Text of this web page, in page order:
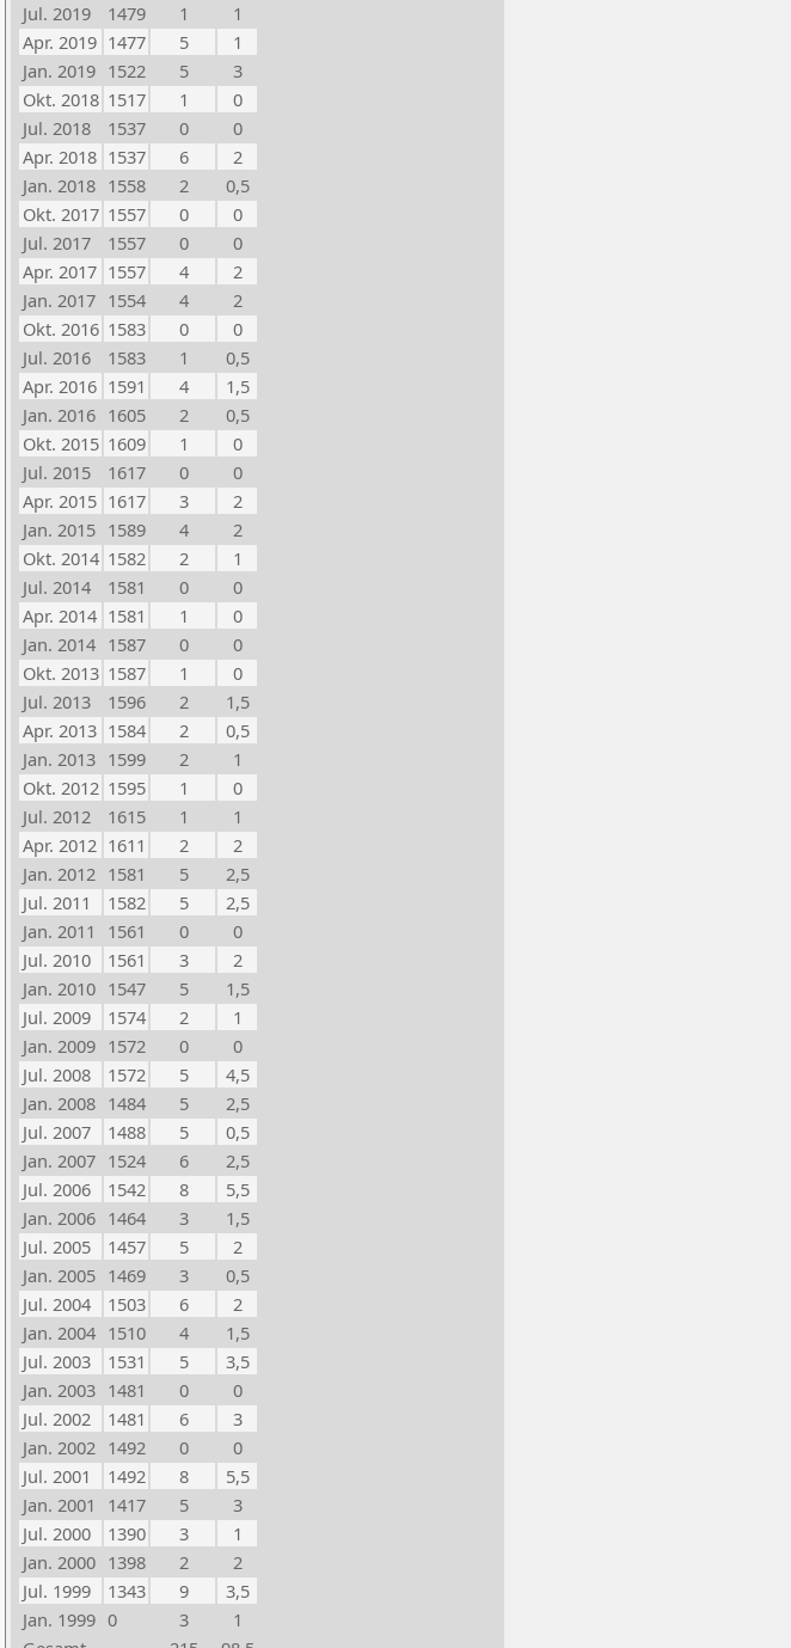
Jul. 2019
1479 1
1
Apr. 2019 1477 5
1
Jan. 2019 1522 5
3
Okt. 2018 1517 1
0
Jul. 2018
1537 0
0
Apr. 2018 1537 6
2
Jan. 2018 1558 2
0,5
Okt. 2017 1557 0
0
Jul. 2017
1557 0
0
Apr. 2017 1557 4
2
Jan. 2017 1554 4
2
Okt. 2016 1583 0
0
Jul. 2016
1583 1
0,5
Apr. 2016 1591 4
1,5
Jan. 2016 1605 2
0,5
Okt. 2015 1609 1
0
Jul. 2015
1617 0
0
Apr. 2015 1617 3
2
Jan. 2015 1589 4
2
Okt. 2014 1582 2
1
Jul. 2014
1581 0
0
Apr. 2014 1581 1
0
Jan. 2014 1587 0
0
Okt. 2013 1587 1
0
Jul. 2013
1596 2
1,5
Apr. 2013 1584 2
0,5
Jan. 2013 1599 2
1
Okt. 2012 1595 1
0
Jul. 2012
1615 1
1
Apr. 2012 1611 2
2
Jan. 2012 1581 5
2,5
Jul. 2011
1582 5
2,5
Jan. 2011
1561 0
0
Jul. 2010
1561 3
2
Jan. 2010 1547 5
1,5
Jul. 2009
1574 2
1
Jan. 2009 1572 0
0
Jul. 2008
1572 5
4,5
Jan. 2008 1484 5
2,5
Jul. 2007
1488 5
0,5
Jan. 2007 1524 6
2,5
Jul. 2006
1542 8
5,5
Jan. 2006 1464 3
1,5
Jul. 2005
1457 5
2
Jan. 2005 1469 3
0,5
Jul. 2004
1503 6
2
Jan. 2004 1510 4
1,5
Jul. 2003
1531 5
3,5
Jan. 2003 1481 0
0
Jul. 2002
1481 6
3
Jan. 2002 1492 0
0
Jul. 2001
1492 8
5,5
Jan. 2001
1417 5
3
Jul. 2000
1390 3
1
Jan. 2000 1398 2
2
Jul. 1999
1343 9
3,5
Jan. 1999 0 3
1